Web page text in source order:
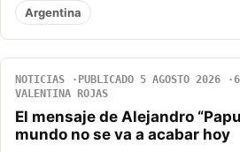
Argentina
NOTICIAS PUBLICADO 5 AGOSTO 2026
VALENTINA ROJAS
El mensaje de Alejandro
mundo no se va a acabar hoy